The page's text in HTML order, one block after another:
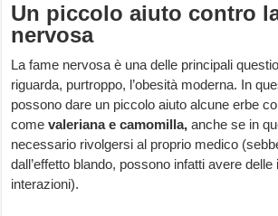
Un piccolo aiuto contro
nervosa
La fame nervosa è una delle principali
riguarda, purtroppo, l’obesità moderna. In
possono dare un piccolo aiuto alcune erbe
come valeriana e camomilla, anche se in
necessario rivolgersi al proprio medico
dall’effetto blando, possono infatti avere
interazioni).